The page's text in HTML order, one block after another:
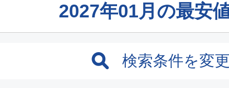
2027年01月の最安
検索条件を変